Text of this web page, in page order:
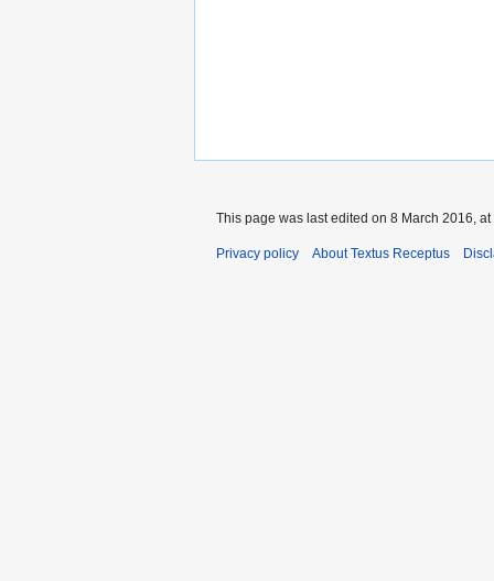
This page was last edited on 8 March 2016, at
Privacy policy About Textus Receptus